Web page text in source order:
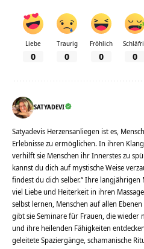
Liebe
0
Traurig
0
Fröhlich
0 0
SATYADEVI
Satyadevis Herzensanliegen ist es,
Erlebnisse zu ermöglichen. In ihren
verhilft sie Menschen ihr Innerstes zu
kannst du dich auf mystische Weise
findest du dich selber.“ Ihre
viel Liebe und Heiterkeit in ihren
selbst lernen, Menschen auf allen
gibt sie Seminare für Frauen, die
und ihre heilenden Fähigkeiten
geleitete Spaziergänge, schamanische